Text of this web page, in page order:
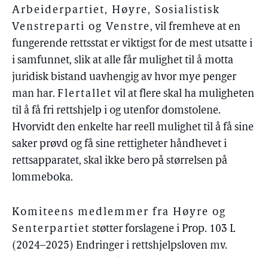
Arbeiderpartiet, Høyre, Sosialistisk
Venstreparti og Venstre , vil fremheve at en
fungerende rettsstat er viktigst for de mest utsatte i
i samfunnet, slik at alle får mulighet til å motta
juridisk bistand uavhengig av hvor mye penger
man har. Flertallet vil at flere skal ha muligheten
til å få fri rettshjelp i og utenfor domstolene.
Hvorvidt den enkelte har reell mulighet til å få sine
saker prøvd og få sine rettigheter håndhevet i
rettsapparatet, skal ikke bero på størrelsen på
lommeboka.
Komiteens medlemmer fra Høyre og
Senterpartiet støtter forslagene i Prop. 103 L
(2024–2025) Endringer i rettshjelpsloven mv.